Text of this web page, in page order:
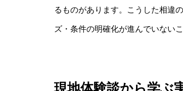
るものがあります。こうした相違
ズ・条件の明確化が進んでいない
現地体験談から学ぶ